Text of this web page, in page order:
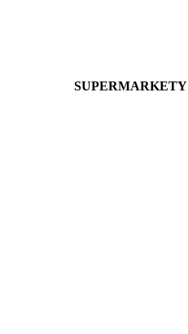
SUPERMARKETY